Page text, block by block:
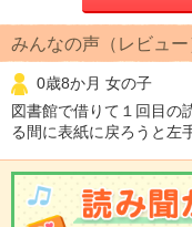
みんなの声（レビュー
0歳8か月 女の子
図書館で借りて１回目の
る間に表紙に戻ろうと左